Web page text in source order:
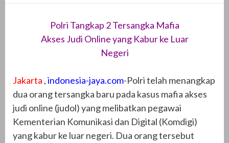
Polri Tangkap 2 Tersangka Mafia
Akses Judi Online yang Kabur ke Luar
Negeri
Jakarta ,indonesia-jaya.com-Polri telah menangkap
dua orang tersangka baru pada kasus mafia akses
judi online (judol) yang melibatkan pegawai
Kementerian Komunikasi dan Digital (Komdigi)
yang kabur ke luar negeri. Dua orang tersebut